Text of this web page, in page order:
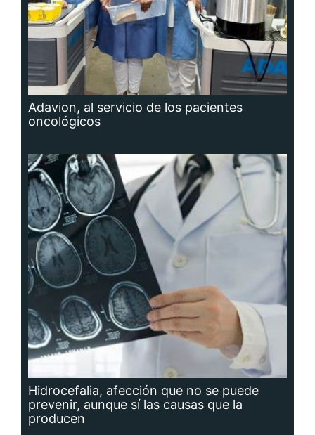
Adavion, al servicio de los pacientes
oncológicos
Hidrocefalia, afección que no se puede
prevenir, aunque sí las causas que la
producen